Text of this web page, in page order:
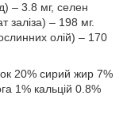
– 3.8 мг, селен
заліза) – 198 мг.
олій) – 170
20% сирий жир 7%
1% кальцій 0.8%